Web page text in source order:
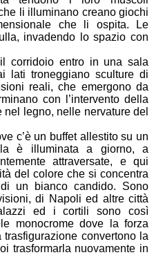
li illuminano creano giochi
che li ospita. Le
invadendo lo spazio con
corridoio entro in una sala
lati troneggiano sculture di
reali, che emergono da
con l’intervento della
legno, nelle nervature del
c’è un buffet allestito su un
è illuminata a giorno, a
attraversate, e qui
del colore che si concentra
un bianco candido. Sono
di Napoli ed altre città
ed i cortili sono così
monocrome dove la forza
convertono la
trasformarla nuovamente in